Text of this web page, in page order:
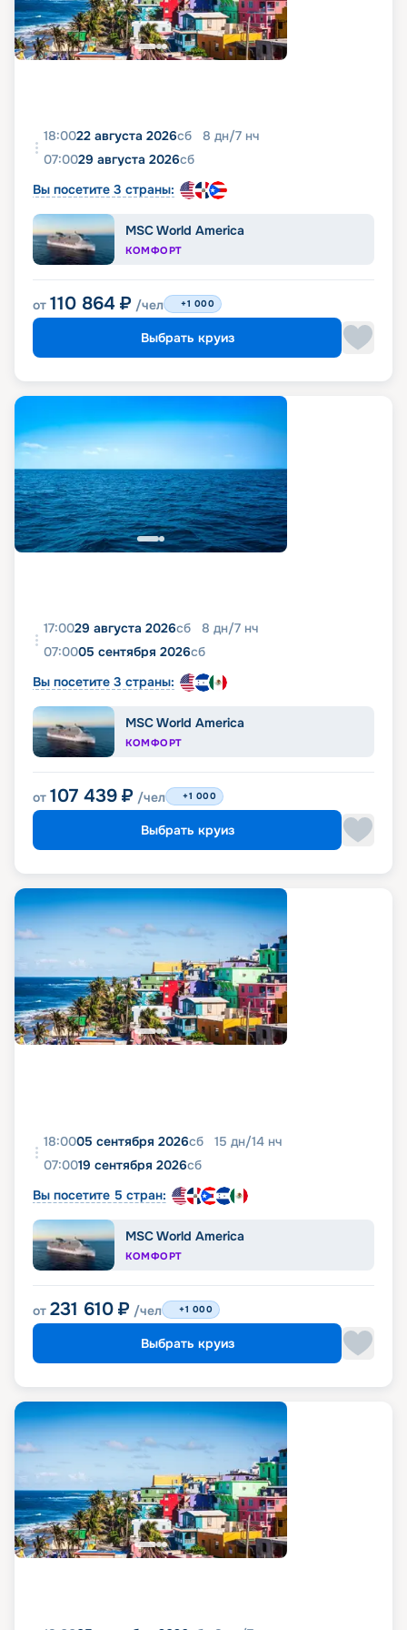
18:0022 августа 2026сб 8 дн/7 нч
07:0029 августа 2026сб
Вы посетите 3 страны:
MSC World America
КОМФОРТ
от 110 864 ₽ /чел +1 000
Выбрать круиз
17:0029 августа 2026сб 8 дн/7 нч
07:0005 сентября 2026сб
Вы посетите 3 страны:
MSC World America
КОМФОРТ
от 107 439 ₽ /чел +1 000
Выбрать круиз
18:0005 сентября 2026сб 15 дн/14 нч
07:0019 сентября 2026сб
Вы посетите 5 стран:
MSC World America
КОМФОРТ
от 231 610 ₽ /чел +1 000
Выбрать круиз